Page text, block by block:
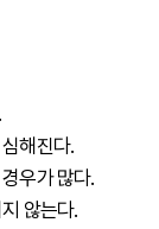
해진다.
우가 많다.
않는다.